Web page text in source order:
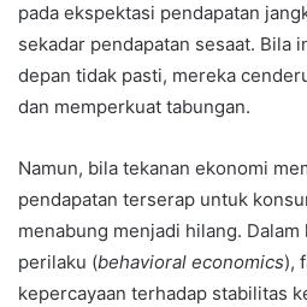
pada ekspektasi pendapatan
sekadar pendapatan sesaat. Bila
depan tidak pasti, mereka
dan memperkuat tabungan.
Namun, bila tekanan ekonomi
pendapatan terserap untuk
menabung menjadi hilang.
perilaku (behavioral economics),
kepercayaan terhadap stabilitas